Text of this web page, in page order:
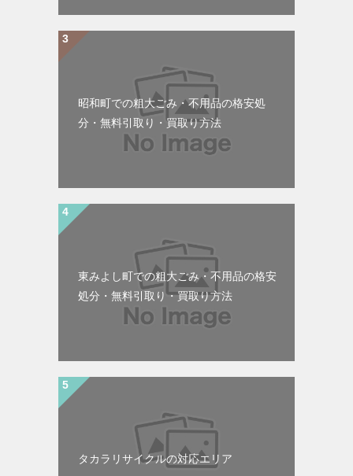
昭和町での粗大ごみ・不用品の格安処
分・無料引取り・買取り方法
東みよし町での粗大ごみ・不用品の格安
処分・無料引取り・買取り方法
タカラリサイクルの対応エリア